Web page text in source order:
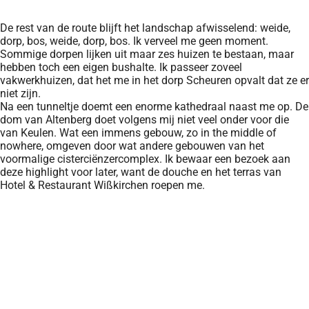
De rest van de route blijft het landschap afwisselend: weide,
dorp, bos, weide, dorp, bos. Ik verveel me geen moment.
Sommige dorpen lijken uit maar zes huizen te bestaan, maar
hebben toch een eigen bushalte. Ik passeer zoveel
vakwerkhuizen, dat het me in het dorp Scheuren opvalt dat ze er
niet zijn.
Na een tunneltje doemt een enorme kathedraal naast me op. De
dom van Altenberg doet volgens mij niet veel onder voor die
van Keulen. Wat een immens gebouw, zo in the middle of
nowhere, omgeven door wat andere gebouwen van het
voormalige cisterciënzercomplex. Ik bewaar een bezoek aan
deze highlight voor later, want de douche en het terras van
Hotel & Restaurant Wißkirchen roepen me.